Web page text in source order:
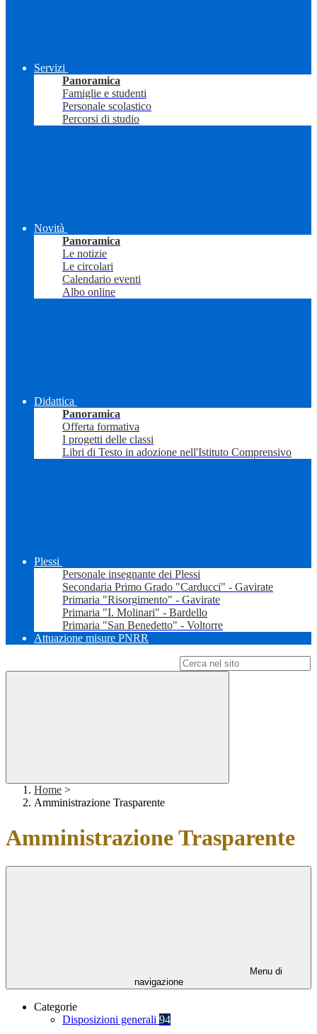
Servizi
Panoramica
Famiglie e studenti
Personale scolastico
Percorsi di studio
Novità
Panoramica
Le notizie
Le circolari
Calendario eventi
Albo online
Didattica
Panoramica
Offerta formativa
I progetti delle classi
Libri di Testo in adozione nell'Istituto Comprensivo
Plessi
Personale insegnante dei Plessi
Secondaria Primo Grado "Carducci" - Gavirate
Primaria "Risorgimento" - Gavirate
Primaria "I. Molinari" - Bardello
Primaria "San Benedetto" - Voltorre
Attuazione misure PNRR
Home >
Amministrazione Trasparente
Amministrazione Trasparente
Menu di
navigazione
Categorie
Disposizioni generali 94